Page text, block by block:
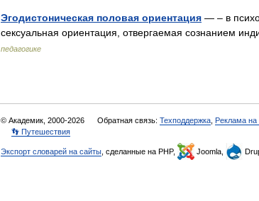
Эгодистоническая половая ориентация — – в
сексуальная ориентация, отвергаемая сознанием
педагогике
© Академик, 2000-2026 Обратная связь: Техподдержка Реклама на
👣 Путешествия
Экспорт словарей на сайты , сделанные на PHP, Joomla,